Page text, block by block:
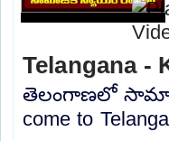
Telangana -
తెలంగాణలో
come to